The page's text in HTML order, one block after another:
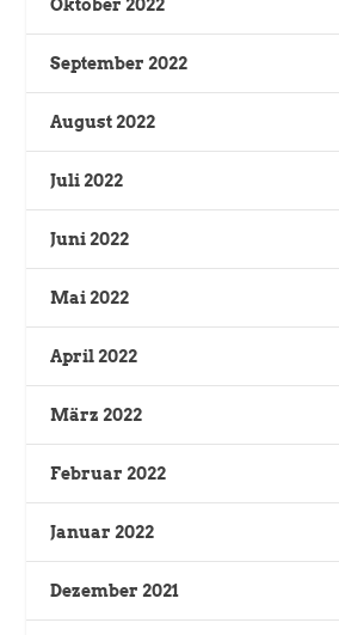
Oktober 2022
September 2022
August 2022
Juli 2022
Juni 2022
Mai 2022
April 2022
März 2022
Februar 2022
Januar 2022
Dezember 2021